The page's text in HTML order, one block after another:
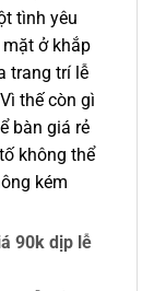
tình yêu
ở khắp
trang trí lễ
thế còn gì
bàn giá rẻ
không thể
kém
90k dịp lễ